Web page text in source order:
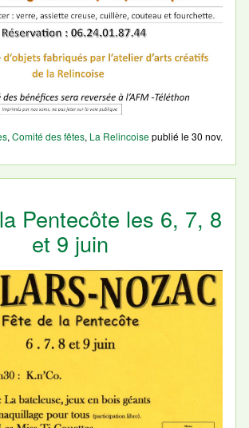
, Comité des fêtes, La Relincoisepublié le30 nov.
Pentecôte les 6, 7, 8
et 9 juin